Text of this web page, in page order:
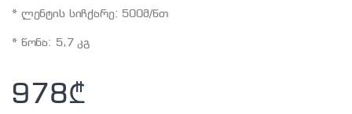
* ლენტის სიჩქარე: 500მ/წთ
* წონა: 5,7 კგ
978₾